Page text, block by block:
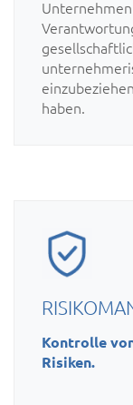
haben.
Kontrolle
Risiken.